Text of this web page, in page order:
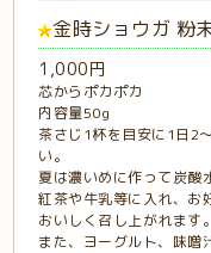
金時ショウガ 粉
1,000円
芯からポカポカ
内容量50g
茶さじ1杯を目安に1日2
い。
夏は濃いめに作って炭酸
紅茶や牛乳等に入れ、お
おいしく召し上がれます。
また、ヨーグルト、味噌